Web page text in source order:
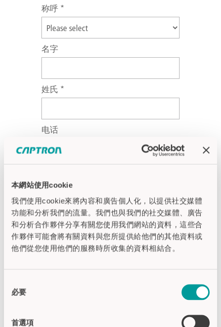
本網站使用cookie
我們使用cookie來將內容和廣告個人化，以提供社交媒體
功能和分析我們的流量。我們也與我們的社交媒體、廣告
和分析合作夥伴分享有關您使用我們網站的資料，這些合
作夥伴可能會將有關資料與您所提供給他們的其他資料或
他們從您使用他們的服務時所收集的資料相結合。
必要
首選項
称呼 *
名字
姓氏 *
电话
我已阅读并了解CAPTRON关于个
人数据处理的 隐私政策.*
知晓我的个人数据将会被发送至
第三方。我已查阅了有关数据传